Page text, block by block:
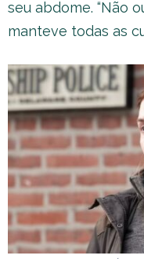
seu abdome. “Não
manteve todas as